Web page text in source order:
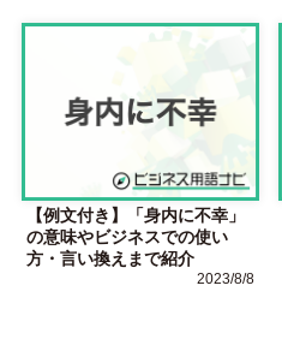
【例文付き】「身内に不幸」
の意味やビジネスでの使い
方・言い換えまで紹介
2023/8/8